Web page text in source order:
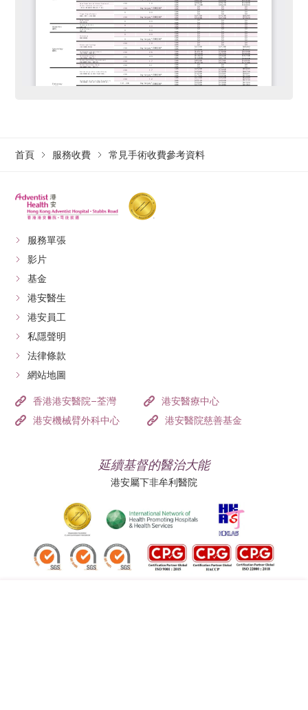
首頁 服務收費 常見手術收費參考資料
服務單張
影片
基金
港安醫生
港安員工
私隱聲明
法律條款
網站地圖
香港港安醫院–荃灣
港安醫療中心
港安機械臂外科中心
港安醫院慈善基金
延續基督的醫治大能
港安屬下非牟利醫院